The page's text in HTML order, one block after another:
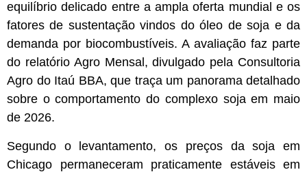
equilíbrio delicado entre a ampla oferta mundial e os
fatores de sustentação vindos do óleo de soja e da
demanda por biocombustíveis. A avaliação faz parte
do relatório Agro Mensal, divulgado pela Consultoria
Agro do Itaú BBA, que traça um panorama detalhado
sobre o comportamento do complexo soja em maio
de 2026.
Segundo o levantamento, os preços da soja em
Chicago permaneceram praticamente estáveis em